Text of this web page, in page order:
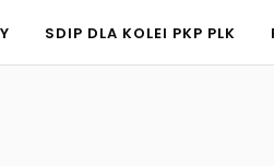
SDIP DLA KOLEI PKP PLK
SDIP DLA KOLEI PKP PLK